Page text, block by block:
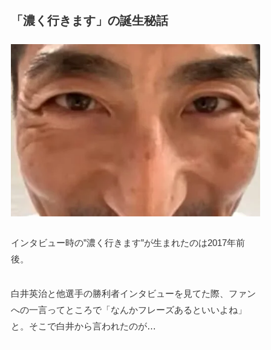
「濃く行きます」の誕生秘話
インタビュー時の”濃く行きます”が生まれたのは2017年前
後。
白井英治と他選手の勝利者インタビューを見てた際、ファン
への一言ってところで「なんかフレーズあるといいよね」
と。そこで白井から言われたのが…